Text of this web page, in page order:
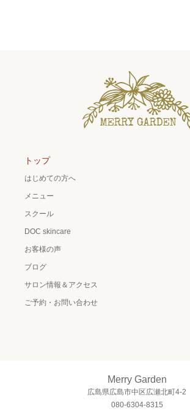
トップ
はじめての方へ
メニュー
スクール
DOC skincare
お客様の声
ブログ
サロン情報＆アクセス
ご予約・お問い合わせ
Merry Garden
広島県広島市中区広瀬北町4-2
080-6304-8315